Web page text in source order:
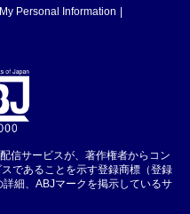
Personal Information
信サービスが、著作権者からコン
であることを示す登録商標（登録
細、ABJマークを掲示しているサ